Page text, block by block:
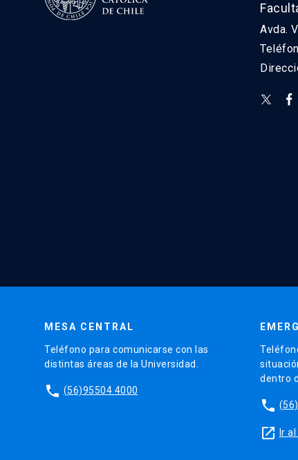
Avda.
MESA CENTRAL
Teléfono para comunicarse con las
distintas áreas de la Universidad.
phone (56)95504 4000
dentro
phone
launch Ir